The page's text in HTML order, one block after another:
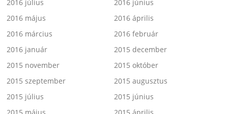
2016 július
2016 június
2016 május
2016 április
2016 március
2016 február
2016 január
2015 december
2015 november
2015 október
2015 szeptember
2015 augusztus
2015 július
2015 június